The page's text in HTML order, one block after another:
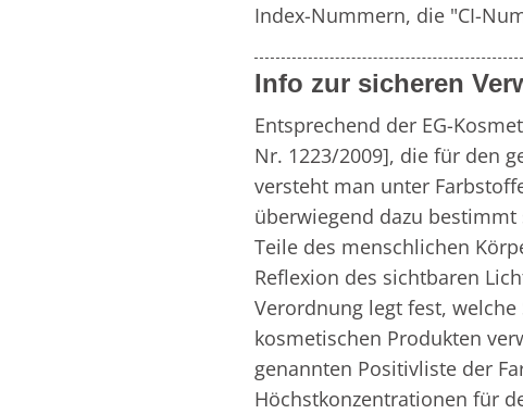
Index-Nummern, die "CI-
Info zur sicheren
Entsprechend der EG-
Nr. 1223/2009], die für den
versteht man unter
überwiegend dazu
Teile des menschlichen
Reflexion des sichtbaren
Verordnung legt fest,
kosmetischen Produkten
genannten Positivliste der
Höchstkonzentrationen für